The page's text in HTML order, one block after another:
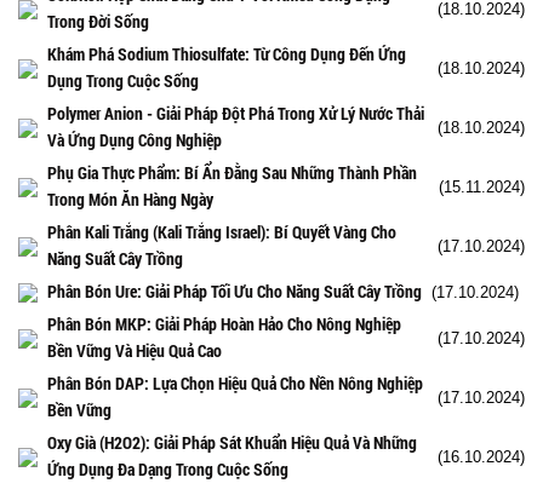
Trong Đời Sống
(18.10.2024)
Khám Phá Sodium Thiosulfate: Từ Công Dụng Đến Ứng
Dụng Trong Cuộc Sống
(18.10.2024)
Polymer Anion - Giải Pháp Đột Phá Trong Xử Lý Nước Thải
Và Ứng Dụng Công Nghiệp
(18.10.2024)
Phụ Gia Thực Phẩm: Bí Ẩn Đằng Sau Những Thành Phần
Trong Món Ăn Hàng Ngày
(15.11.2024)
Phân Kali Trắng (Kali Trắng Israel): Bí Quyết Vàng Cho
Năng Suất Cây Trồng
(17.10.2024)
Phân Bón Ure: Giải Pháp Tối Ưu Cho Năng Suất Cây Trồng (17.10.2024)
Phân Bón MKP: Giải Pháp Hoàn Hảo Cho Nông Nghiệp
Bền Vững Và Hiệu Quả Cao
(17.10.2024)
Phân Bón DAP: Lựa Chọn Hiệu Quả Cho Nền Nông Nghiệp
Bền Vững
(17.10.2024)
Oxy Già (H2O2): Giải Pháp Sát Khuẩn Hiệu Quả Và Những
Ứng Dụng Đa Dạng Trong Cuộc Sống
(16.10.2024)